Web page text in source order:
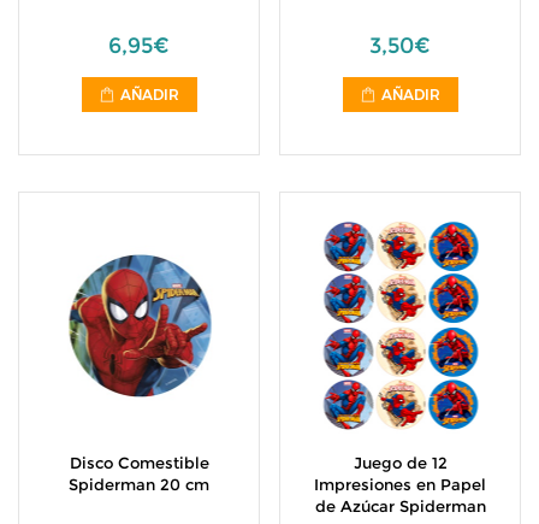
6,95€
AÑADIR
3,50€
AÑADIR
Disco Comestible
Spiderman 20 cm
Juego de 12
Impresiones en Papel
de Azúcar Spiderman